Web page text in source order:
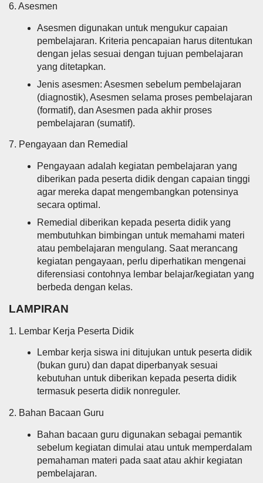
6. Asesmen
Asesmen digunakan untuk mengukur capaian
pembelajaran. Kriteria pencapaian harus ditentukan
dengan jelas sesuai dengan tujuan pembelajaran
yang ditetapkan.
Jenis asesmen: Asesmen sebelum pembelajaran
(diagnostik), Asesmen selama proses pembelajaran
(formatif), dan Asesmen pada akhir proses
pembelajaran (sumatif).
7. Pengayaan dan Remedial
Pengayaan adalah kegiatan pembelajaran yang
diberikan pada peserta didik dengan capaian tinggi
agar mereka dapat mengembangkan potensinya
secara optimal.
Remedial diberikan kepada peserta didik yang
membutuhkan bimbingan untuk memahami materi
atau pembelajaran mengulang. Saat merancang
kegiatan pengayaan, perlu diperhatikan mengenai
diferensiasi contohnya lembar belajar/kegiatan yang
berbeda dengan kelas.
LAMPIRAN
1. Lembar Kerja Peserta Didik
Lembar kerja siswa ini ditujukan untuk peserta didik
(bukan guru) dan dapat diperbanyak sesuai
kebutuhan untuk diberikan kepada peserta didik
termasuk peserta didik nonreguler.
2. Bahan Bacaan Guru
Bahan bacaan guru digunakan sebagai pemantik
sebelum kegiatan dimulai atau untuk memperdalam
pemahaman materi pada saat atau akhir kegiatan
pembelajaran.